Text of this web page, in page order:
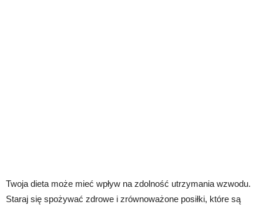
Twoja dieta może mieć wpływ na zdolność utrzymania wzwodu.
Staraj się spożywać zdrowe i zrównoważone posiłki, które są